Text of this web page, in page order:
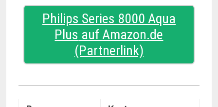
Philips Series 8000 Aqua
Plus